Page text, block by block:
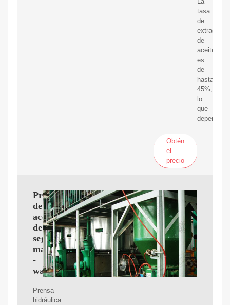
tasa
de
extracción
de
aceite
es
de
hasta
45%,
lo
que
depende
Obtén
el
precio
Prensa
de
aceite
de
segunda
mano
-
wallapop
Prensa
hidráulica: